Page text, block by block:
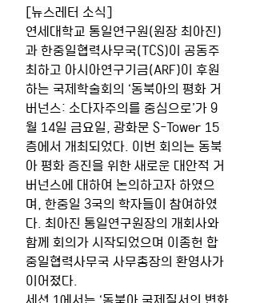
[뉴스레터 소식]
연세대학교 통일연구원(원장 최아진)
과 한중일협력사무국(TCS)이 공동주
최하고 아시아연구기금(ARF)이 후원
하는 국제학술회의 ‘동북아의 평화 거
버넌스: 소다자주의를 중심으로’가 9
월 14일 금요일, 광화문 S-Tower 15
층에서 개최되었다. 이번 회의는 동북
아 평화 증진을 위한 새로운 대안적 거
버넌스에 대하여 논의하고자 하였으
며, 한중일 3국의 학자들이 참여하였
다. 최아진 통일연구원장의 개회사와
함께 회의가 시작되었으며 이종헌 합
중일협력사무국 사무총장의 환영사가
이어졌다.
세션 1에서는 ‘동북아 국제질서의 변화